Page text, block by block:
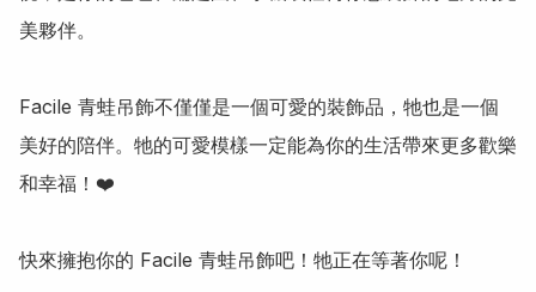
美夥伴。
Facile 青蛙吊飾不僅僅是一個可愛的裝飾品，牠也是一個
美好的陪伴。牠的可愛模樣一定能為你的生活帶來更多歡樂
和幸福！❤️
快來擁抱你的 Facile 青蛙吊飾吧！牠正在等著你呢！